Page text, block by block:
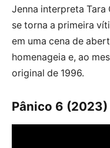
Jenna interpreta Tara
se torna a primeira
em uma cena de
homenageia e, ao
original de 1996.
Pânico 6 (2023)